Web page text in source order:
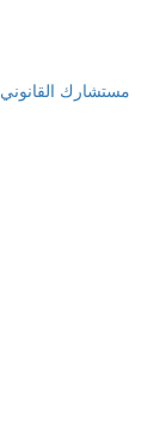
مستشارك القانوني